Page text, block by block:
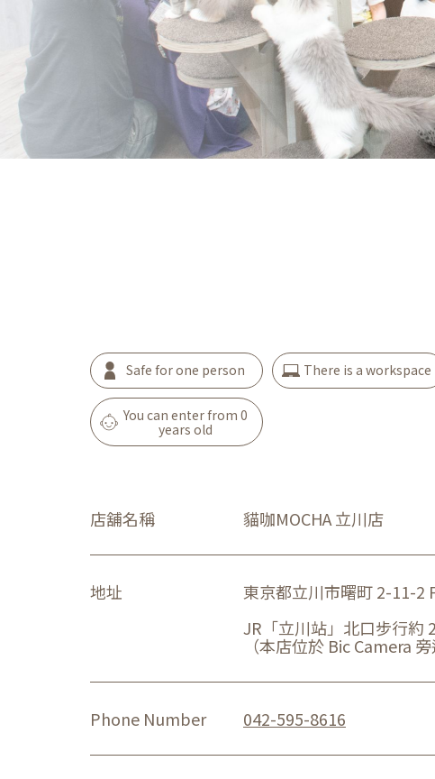
Safe for one person There is a workspace
You can enter from 0
years old
店舖名稱 貓咖MOCHA 立川店
地址
東京都立川市曙町 2-11-2
JR「立川站」北口步行約
（本店位於 Bic Camera
Phone Number 042-595-8616